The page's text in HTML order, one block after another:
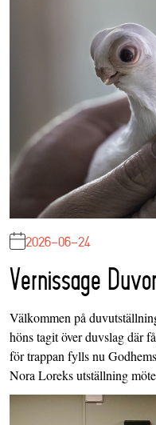
2026-06-24
Vernissage
Välkommen på
höns tagit över duvslag där
för trappan fylls nu
Nora Loreks utställning